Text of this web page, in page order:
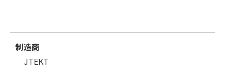
制造商
JTEKT